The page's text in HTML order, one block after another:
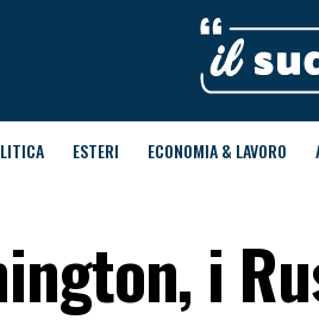
ESTERI ECONOMIA & LAVORO
i